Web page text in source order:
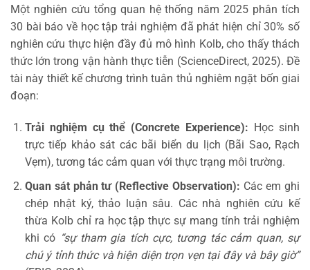
Một nghiên cứu tổng quan hệ thống năm 2025 phân tích
30 bài báo về học tập trải nghiệm đã phát hiện chỉ 30% số
nghiên cứu thực hiện đầy đủ mô hình Kolb, cho thấy thách
thức lớn trong vận hành thực tiễn (ScienceDirect, 2025). Đề
tài này thiết kế chương trình tuân thủ nghiêm ngặt bốn giai
đoạn:
Trải nghiệm cụ thể (Concrete Experience): Học sinh
trực tiếp khảo sát các bãi biển du lịch (Bãi Sao, Rạch
Vẹm), tương tác cảm quan với thực trạng môi trường.
Quan sát phản tư (Reflective Observation): Các em ghi
chép nhật ký, thảo luận sâu. Các nhà nghiên cứu kế
thừa Kolb chỉ ra học tập thực sự mang tính trải nghiệm
khi có “sự tham gia tích cực, tương tác cảm quan, sự
chú ý tỉnh thức và hiện diện trọn vẹn tại đây và bây giờ”